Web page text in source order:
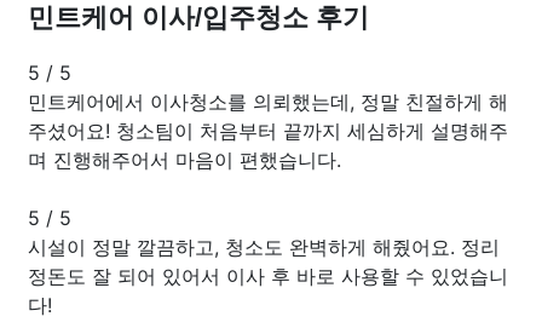
민트케어 이사/입주청소 후기
5 / 5
민트케어에서 이사청소를 의뢰했는데, 정말 친절하게 해
주셨어요! 청소팀이 처음부터 끝까지 세심하게 설명해주
며 진행해주어서 마음이 편했습니다.
5 / 5
시설이 정말 깔끔하고, 청소도 완벽하게 해줬어요. 정리
정돈도 잘 되어 있어서 이사 후 바로 사용할 수 있었습니
다!